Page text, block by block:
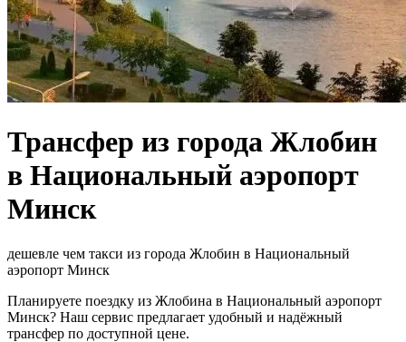
Трансфер из города Жлобин
в Национальный аэропорт
Минск
дешевле чем такси из города Жлобин в Национальный
аэропорт Минск
Планируете поездку из Жлобина в Национальный аэропорт
Минск? Наш сервис предлагает удобный и надёжный
трансфер по доступной цене.